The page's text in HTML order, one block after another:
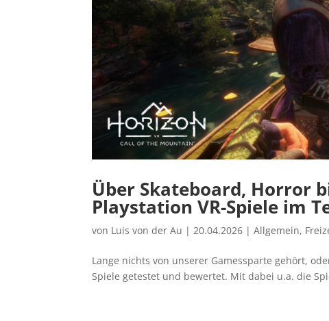
Über Skateboard, Horror
Playstation VR-Spiele im
von Luis von der Au |20.04.2026 |Allgemein,
Lange nichts von unserer Gamessparte gehört,
Spiele getestet und bewertet. Mit dabei u.a. die